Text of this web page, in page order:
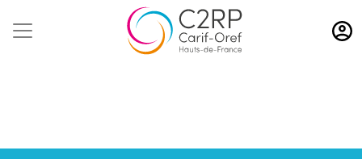
Aller
au
contenu